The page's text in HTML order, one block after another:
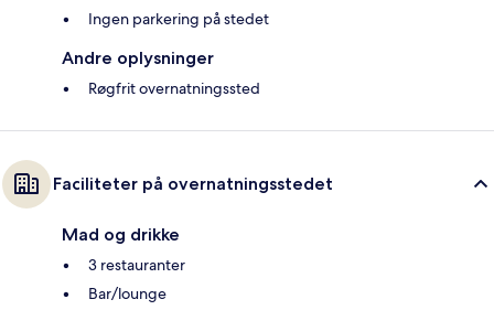
Ingen parkering på stedet
Andre oplysninger
Røgfrit overnatningssted
Faciliteter på overnatningsstedet
Mad og drikke
3 restauranter
Bar/lounge